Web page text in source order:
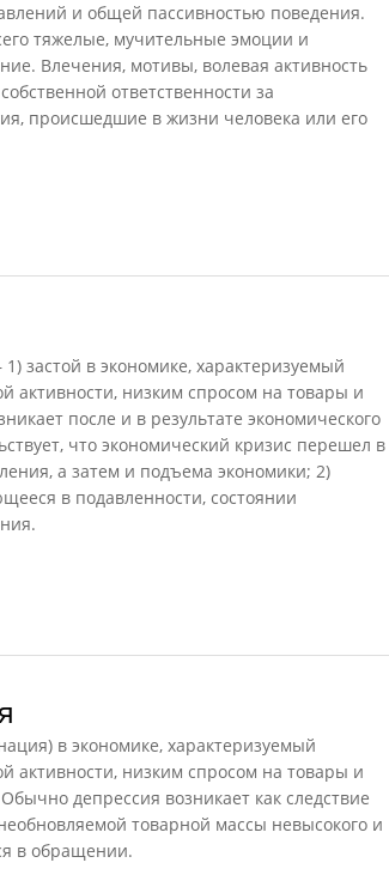
и общей пассивностью поведения.
тяжелые, мучительные эмоции и
Влечения, мотивы, волевая активность
ответственности за
происшедшие в жизни человека или его
застой в экономике, характеризуемый
активности, низким спросом на товары и
после и в результате экономического
что экономический кризис перешел в
а затем и подъема экономики; 2)
в подавленности, состоянии
в экономике, характеризуемый
активности, низким спросом на товары и
депрессия возникает как следствие
товарной массы невысокого и
в обращении.